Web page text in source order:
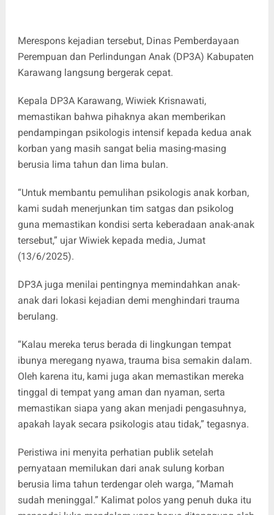
Merespons kejadian tersebut, Dinas Pemberdayaan
Perempuan dan Perlindungan Anak (DP3A) Kabupaten
Karawang langsung bergerak cepat.
Kepala DP3A Karawang, Wiwiek Krisnawati,
memastikan bahwa pihaknya akan memberikan
pendampingan psikologis intensif kepada kedua anak
korban yang masih sangat belia masing-masing
berusia lima tahun dan lima bulan.
“Untuk membantu pemulihan psikologis anak korban,
kami sudah menerjunkan tim satgas dan psikolog
guna memastikan kondisi serta keberadaan anak-anak
tersebut,” ujar Wiwiek kepada media, Jumat
(13/6/2025).
DP3A juga menilai pentingnya memindahkan anak-
anak dari lokasi kejadian demi menghindari trauma
berulang.
“Kalau mereka terus berada di lingkungan tempat
ibunya meregang nyawa, trauma bisa semakin dalam.
Oleh karena itu, kami juga akan memastikan mereka
tinggal di tempat yang aman dan nyaman, serta
memastikan siapa yang akan menjadi pengasuhnya,
apakah layak secara psikologis atau tidak,” tegasnya.
Peristiwa ini menyita perhatian publik setelah
pernyataan memilukan dari anak sulung korban
berusia lima tahun terdengar oleh warga, “Mamah
sudah meninggal.” Kalimat polos yang penuh duka itu